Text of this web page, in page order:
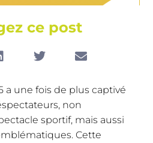
ce post
a une fois de plus captivé
non
sportif, mais aussi
Cette